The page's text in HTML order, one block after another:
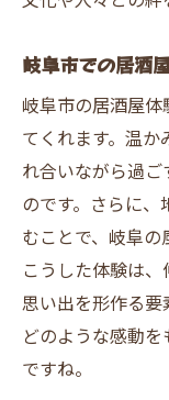
岐阜市での居酒
岐阜市の居酒屋
てくれます。温
れ合いながら過
のです。さらに、
むことで、岐阜の
こうした体験は
思い出を形作る要
どのような感動
ですね。